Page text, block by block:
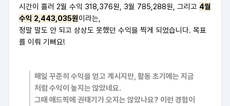
시간이 흘러 2월 수익 318,376원, 3월 785,288원, 그리고 4월
수익 2,443,035원이라는,
정말 말도 안 되고 상상도 못했던 수익을 찍게 되었습니다. 목표
를 이뤄 기뻐요!
매일 꾸준히 수익을 얻고 계시지만, 활동 초기에는 지금
처럼 수익이 높지는 않았네요.
그때 애드픽에 권태기가 오지는 않았나요? 이런 경험이